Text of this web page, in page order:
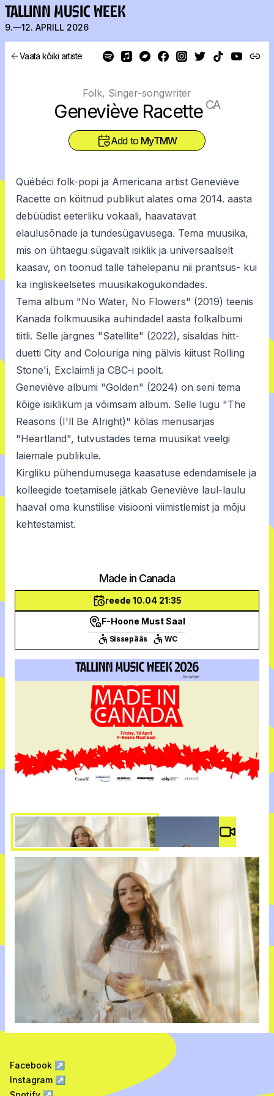
TALLINN MUSIC WEEK
9.—12. APRILL 2026
Vaata kõiki artiste
Folk, Singer-songwriter
Geneviève Racette CA
Add to MyTMW
Québéci folk-popi ja Americana artist Geneviève
Racette on köitnud publikut alates oma 2014. aasta
debüüdist eeterliku vokaali, haavatavat
elaulusõnade ja tundesügavusega. Tema muusika,
mis on ühtaegu sügavalt isiklik ja universaalselt
kaasav, on toonud talle tähelepanu nii prantsus- kui
ka ingliskeelsetes muusikakogukondades.
Tema album "No Water, No Flowers" (2019) teenis
Kanada folkmuusika auhindadel aasta folkalbumi
tiitli. Selle järgnes "Satellite" (2022), sisaldas hitt-
duetti City and Colouriga ning pälvis kiitust Rolling
Stone'i, Exclaim!i ja CBC-i poolt.
Geneviève albumi "Golden" (2024) on seni tema
kõige isiklikum ja võimsam album. Selle lugu "The
Reasons (I'll Be Alright)" kõlas menusarjas
"Heartland", tutvustades tema muusikat veelgi
laiemale publikule.
Kirgliku pühendumusega kaasatuse edendamisele ja
kolleegide toetamisele jätkab Geneviève laul-laulu
haaval oma kunstilise visiooni viimistlemist ja mõju
kehtestamist.
Made in Canada
reede 10.04 21:35
F-Hoone Must Saal
Sissepääs WC
Video #
Facebook ↗
Instagram ↗